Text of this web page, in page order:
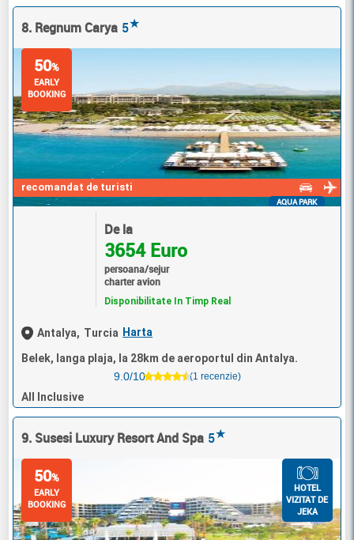
8. Regnum Carya 5★
recomandat de turisti
50%
EARLY
BOOKING
AQUA PARK
De la
3654 Euro
persoana/sejur
charter avion
Disponibilitate In Timp Real
Antalya, Turcia Harta
Belek, langa plaja, la 28km de aeroportul din Antalya.
9.0/10
(1 recenzie)
All Inclusive
9. Susesi Luxury Resort And Spa 5★
50%
EARLY
BOOKING
HOTEL
VIZITAT DE
JEKA